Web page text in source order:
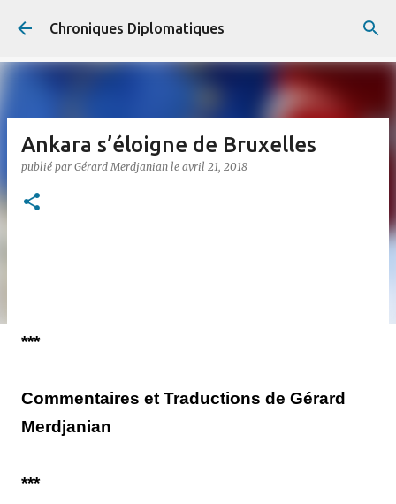
Accéder au contenu principal
Chroniques Diplomatiques
Ankara s’éloigne de Bruxelles
publié par Gérard Merdjanian le avril 21, 2018
***
Commentaires et Traductions de Gérard
Merdjanian
***